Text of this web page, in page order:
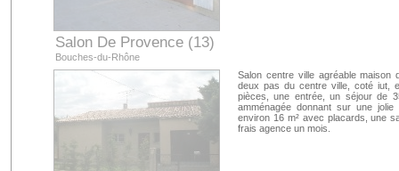
Salon De Provence (13)
Bouches-du-Rhône
Salon centre ville agréable
deux pas du centre ville, coté iut,
pièces, une entrée, un séjour de
amménagée donnant sur une
environ 16 m² avec placards, une
frais agence un mois.